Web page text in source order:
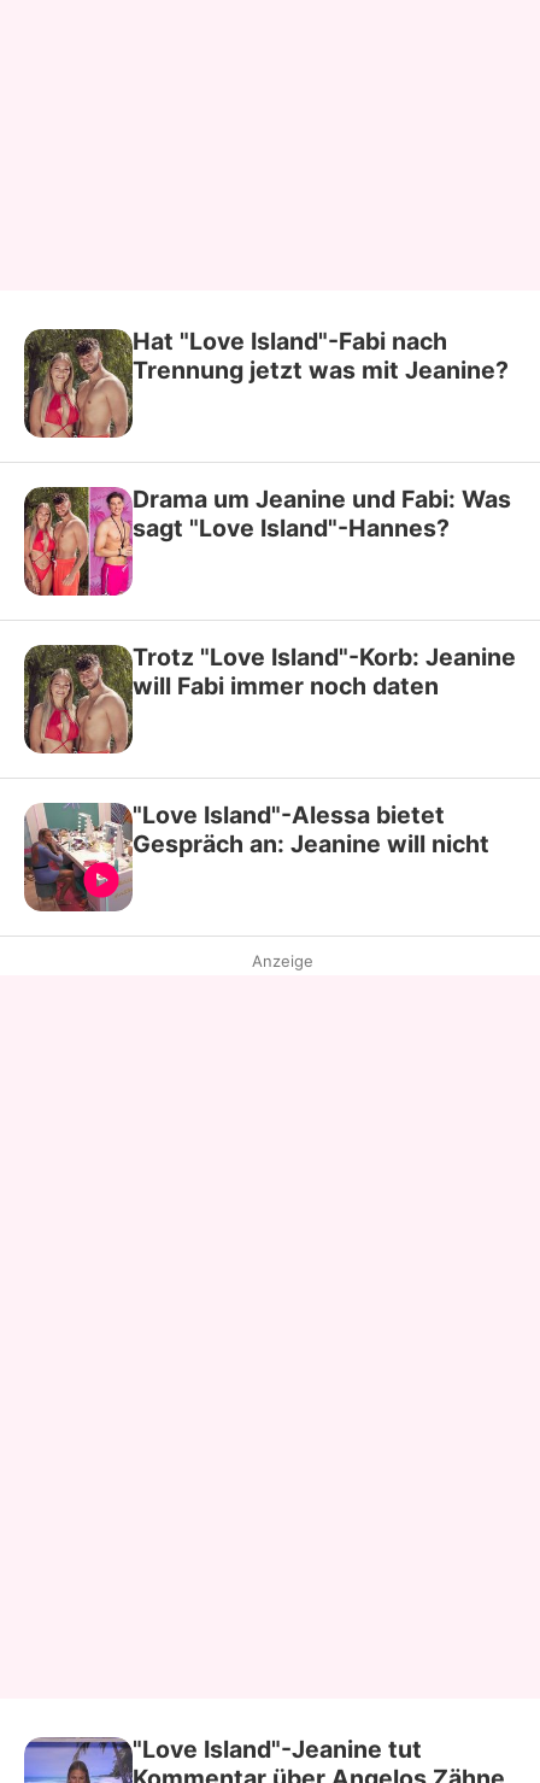
Hat "Love Island"-Fabi nach
Trennung jetzt was mit Jeanine?
Drama um Jeanine und Fabi: Was
sagt "Love Island"-Hannes?
Trotz "Love Island"-Korb: Jeanine
will Fabi immer noch daten
"Love Island"-Alessa bietet
Gespräch an: Jeanine will nicht
Anzeige
"Love Island"-Jeanine tut